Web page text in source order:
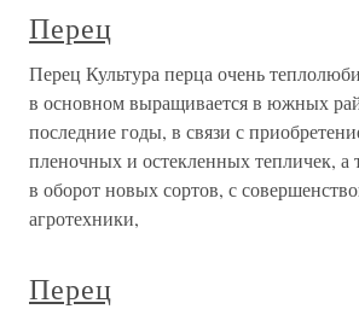
Перец
Перец Культура перца очень
в основном выращивается в южных
последние годы, в связи с
пленочных и остекленных тепличек, а
в оборот новых сортов, с
агротехники,
Перец